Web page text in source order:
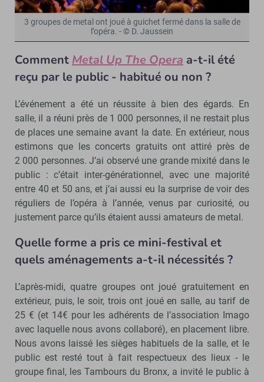
3 groupes de metal ont joué à guichet fermé dans la salle de
l’opéra. - © D. Jaussein
Comment Metal Up The Opera a-t-il été
reçu par le public - habitué ou non ?
L’événement a été un réussite à bien des égards. En
salle, il a réuni près de 1 000 personnes, il ne restait plus
de places une semaine avant la date. En extérieur, nous
estimons que les concerts gratuits ont attiré près de
2 000 personnes. J’ai observé une grande mixité dans le
public : c’était inter-générationnel, avec une majorité
entre 40 et 50 ans, et j’ai aussi eu la surprise de voir des
réguliers de l’opéra à l’année, venus par curiosité, ou
justement parce qu’ils étaient aussi amateurs de metal.
Quelle forme a pris ce mini-festival et
quels aménagements a-t-il nécessités ?
L’après-midi, quatre groupes ont joué gratuitement en
extérieur, puis, le soir, trois ont joué en salle, au tarif de
25 € (et 14€ pour les adhérents de l’association Imago
avec laquelle nous avons collaboré), en placement libre.
Nous avons laissé les sièges habituels de la salle, et le
public est resté tout à fait respectueux des lieux - le
groupe final, les Tambours du Bronx, a invité le public à